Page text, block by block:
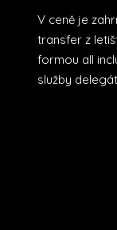
V ceně je
transfer z
formou all
služby